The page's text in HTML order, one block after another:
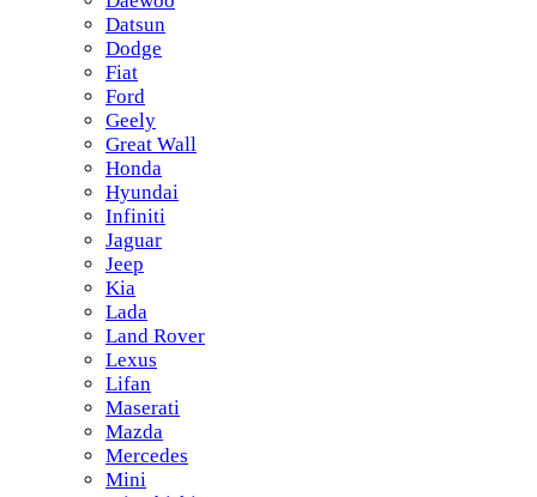
Datsun
Dodge
Fiat
Ford
Geely
Great Wall
Honda
Hyundai
Infiniti
Jaguar
Jeep
Kia
Lada
Land Rover
Lexus
Lifan
Maserati
Mazda
Mercedes
Mini